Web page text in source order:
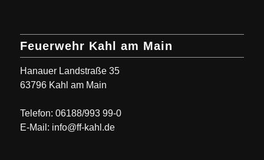
Feuerwehr Kahl am Main
Hanauer Landstraße 35
63796 Kahl am Main
Telefon: 06188/993 99-0
E-Mail: info@ff-kahl.de